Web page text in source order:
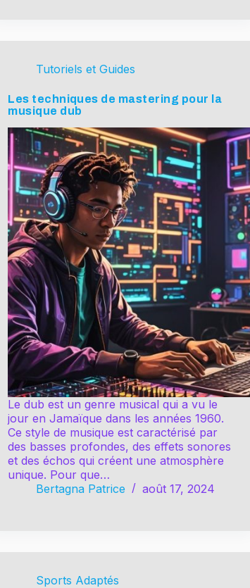
Tutoriels et Guides
Les techniques de mastering pour la
musique dub
Le dub est un genre musical qui a vu le
jour en Jamaïque dans les années 1960.
Ce style de musique est caractérisé par
des basses profondes, des effets sonores
et des échos qui créent une atmosphère
unique. Pour que…
Bertagna Patrice
août 17, 2024
Sports Adaptés